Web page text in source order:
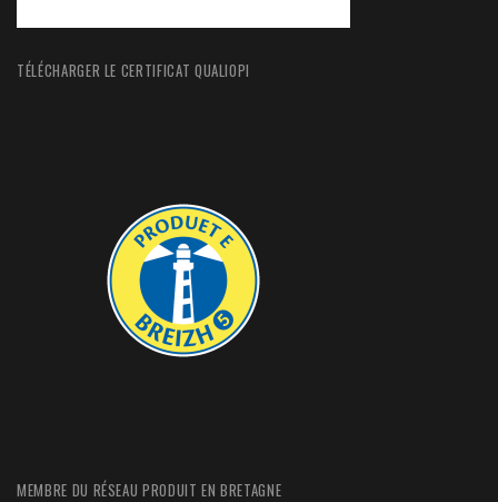
TÉLÉCHARGER LE CERTIFICAT QUALIOPI
MEMBRE DU RÉSEAU PRODUIT EN BRETAGNE